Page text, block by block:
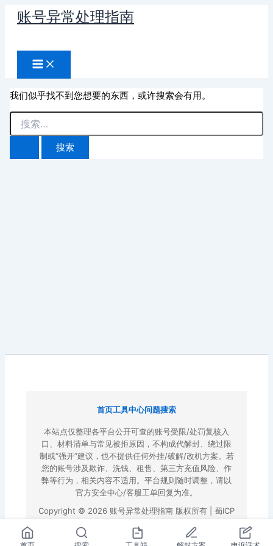
账号异常处理指南
索
我们似乎找不到您想要的东西，或许搜索会有用。
搜
索：
首页工具中心问题搜索
本站点仅整理各平台公开可查的账号受限/处罚复核入
口、材料清单与常见被拒原因，不构成代解封、绕过限
制或“强开”建议，也不提供任何外挂/破解/改机方案。若
您的账号涉及欺诈、洗钱、租售、第三方充值风险、作
弊等行为，相关内容不适用。平台规则随时调整，请以
官方安全中心/客服工单回复为准。
Copyright © 2026 账号异常处理指南 版权所有 | 蜀ICP